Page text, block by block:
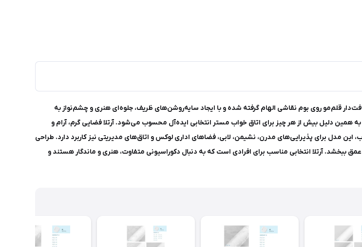
قلم‌مو روی بوم نقاشی الهام گرفته شده و با ایجاد سایه‌روشن‌های ظریف، جلوه‌ای هنری و چشم‌نواز به
دلیل بیش از هر چیز برای اتاق خواب مستر انتخابی ایده‌آل محسوب می‌شود. آرتلا فضایی گرم، آرام و
مدل برای پذیرایی‌های مدرن، نشیمن، لابی، فضاهای اداری لوکس و اتاق‌های مدیریتی نیز کاربرد دارد. طراحی
آرتلا انتخابی مناسب برای افرادی است که به دنبال دکوراسیونی متفاوت، هنری و ماندگار هستند و